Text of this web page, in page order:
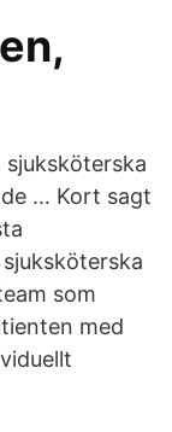
sjuksköterska
… Kort sagt
som
med